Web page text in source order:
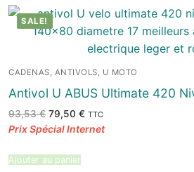
SALE!
CADENAS, ANTIVOLS, U MOTO
Antivol U ABUS Ultimate 420
93,53€ Le
prix
initial
79,50 €Le
actuel
TTC
Ajouter au panier